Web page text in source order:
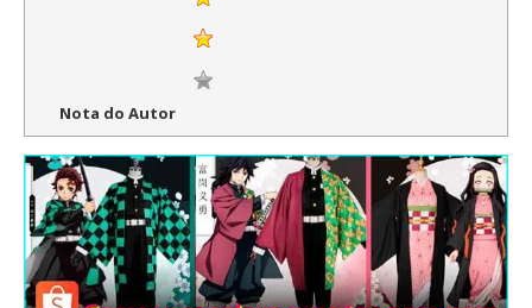
Nota do Autor